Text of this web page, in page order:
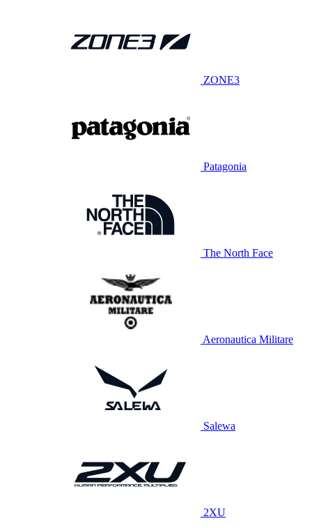
ZONE3
Patagonia
The North Face
Aeronautica Militare
Salewa
2XU